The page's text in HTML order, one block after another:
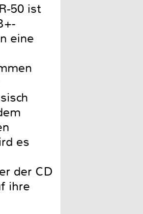
50 ist
eine
es
der CD
ihre